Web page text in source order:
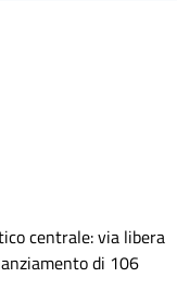
centrale: via libera
di 106